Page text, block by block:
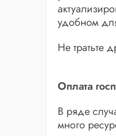
удобном
Не тратьте
Оплата
В ряде
много